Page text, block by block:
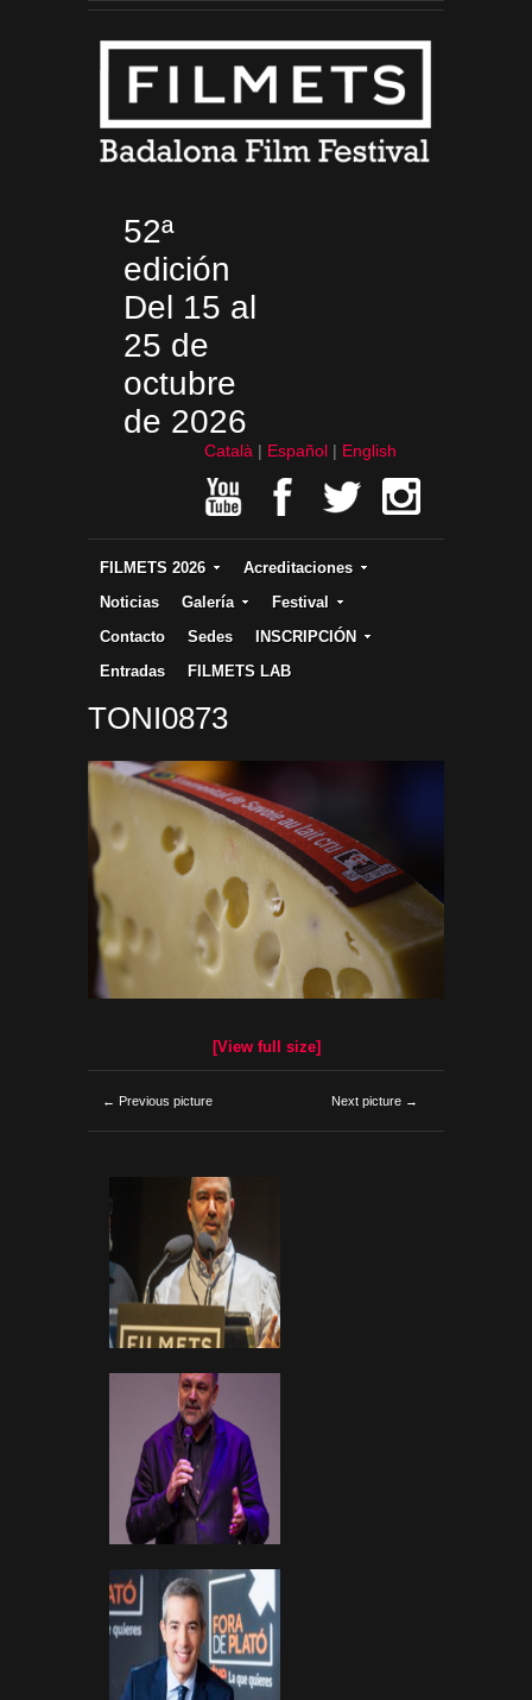
52ª
edición
Del 15 al
25 de
octubre
de 2026
Català Español English
FILMETS 2026
Acreditaciones
Noticias
Galería
Festival
Contacto
Sedes
INSCRIPCIÓN
Entradas
FILMETS LAB
TONI0873
[View full size]
← Previous picture Next picture →